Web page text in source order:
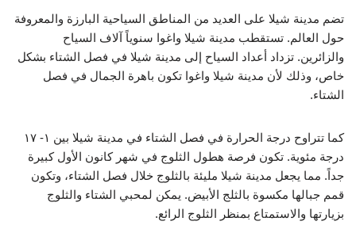
تضم مدينة شيلا على العديد من المناطق السياحية البارزة والمعروفة
حول العالم. تستقطب مدينة شيلا واغوا سنوياً آلاف السياح
والزائرين. تزداد أعداد السياح إلى مدينة شيلا في فصل الشتاء بشكل
خاص، وذلك لأن مدينة شيلا واغوا تكون باهرة الجمال في فصل
الشتاء.
كما تتراوح درجة الحرارة في فصل الشتاء في مدينة شيلا بين ١- ١٧
درجة مئوية. تكون فرصة هطول الثلوج في شهر كانون الأول كبيرة
جداً. مما يجعل مدينة شيلا مليئة بالثلوج خلال فصل الشتاء، وتكون
قمم جبالها مكسوة بالثلج الأبيض. يمكن لمحبي الشتاء والثلوج
بزيارتها والاستمتاع بمنظر الثلوج الرائع.